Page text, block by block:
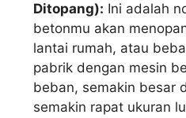
Ditopang): Ini adalah
betonmu akan
lantai rumah, atau
pabrik dengan mesin
beban, semakin besar
semakin rapat ukuran